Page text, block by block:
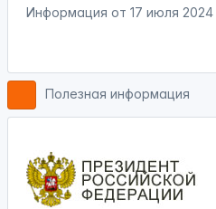
Информация от 17 июля 2024
Полезная информация